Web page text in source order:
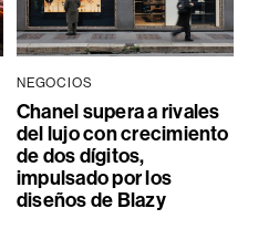
NEGOCIOS
Chanel supera a rivales
del lujo con crecimiento
de dos dígitos,
impulsado por los
diseños de Blazy